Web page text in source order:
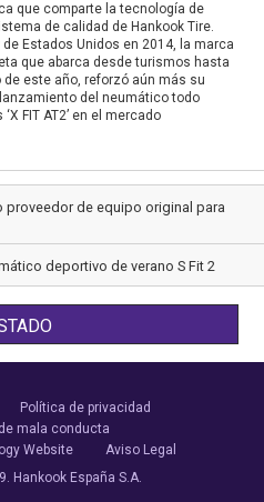
que comparte la tecnología de
de calidad de Hankook Tire.
de Estados Unidos en 2014, la marca
que abarca desde turismos hasta
este año, reforzó aún más su
del neumático todo
FIT AT2’ en el mercado
de equipo original para
deportivo de verano S Fit 2
Política de privacidad
mala conducta
Website
Aviso Legal
Hankook España S.A.